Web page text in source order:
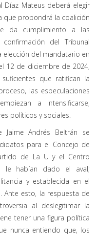
Díaz Mateus deberá elegir
que propondrá la coalición
da cumplimiento a las
del Tribunal
del mandatario en
12 de diciembre de 2024,
que ratifican la
las especulaciones
a intensificarse,
políticos y sociales.
Andrés Beltrán se
para el Concejo de
de La U y el Centro
le habían dado el aval;
y establecida en el
Ante esto, la respuesta de
al deslegitimar la
tener una figura política
nunca entiendo que, los